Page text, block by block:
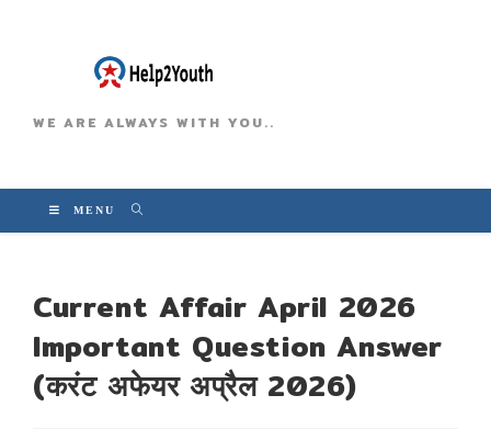
WE ARE ALWAYS WITH YOU..
MENU
Current Affair April 2026
Important Question Answer
(करंट अफेयर अप्रैल 2026)